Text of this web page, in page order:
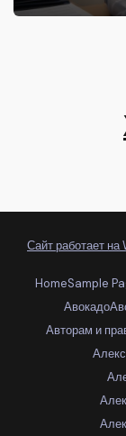
Сайт работает на
HomeSample
Авокадо
Авторам и